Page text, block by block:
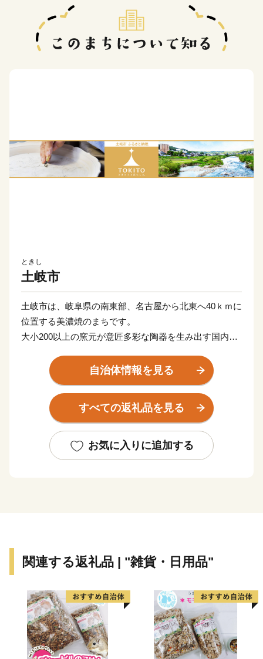
ときし
土岐市
土岐市は、岐阜県の南東部、名古屋から北東へ40ｋｍに
位置する美濃焼のまちです。
大小200以上の窯元が意匠多彩な陶器を生み出す国内有
れた須恵器がその源流と言われています。以来1400年
にわたり焼き物を生産してきた土地柄ですが、その歴史
の中で大きな転換点となったのが安土桃山時代です。志
野、織部、黄瀬戸といった美濃桃山陶が生み出され、茶
流れを今に伝える「現代茶陶展」などのコンペティショ
ンのほか、市内各所で開催される「陶器まつり」や「窯
樹上に純白の雪が降り積もったように花が咲くヒトツバ
す。お近くへお越しの際には、ぜひ土岐市へお立ち寄り
ください。
自治体情報を見る
すべての返礼品を見る
お気に入りに追加する
関連する返礼品 | "雑貨・日用品"